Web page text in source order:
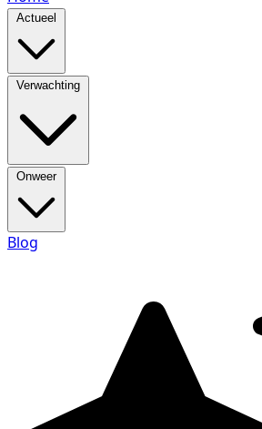
Actueel
Verwachting
Onweer
Blog